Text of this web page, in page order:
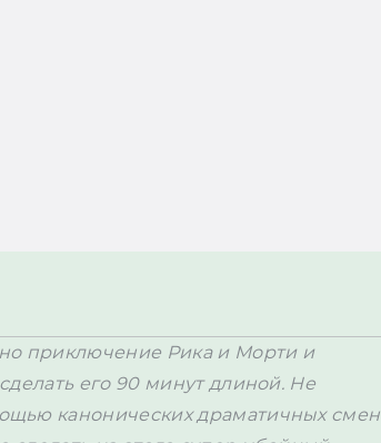
приключение Рика и Морти и
его 90 минут длиной. Не
канонических драматичных смен